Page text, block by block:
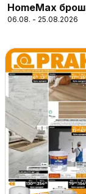
HomeMax
06.08. - 25.08.2026